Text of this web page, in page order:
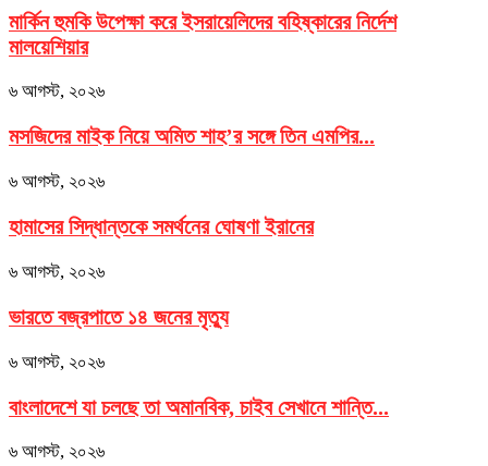
মার্কিন হুমকি উপেক্ষা করে ইসরায়েলিদের বহিষ্কারের নির্দেশ
মালয়েশিয়ার
৬ আগস্ট, ২০২৬
মসজিদের মাইক নিয়ে অমিত শাহ’র সঙ্গে তিন এমপির...
৬ আগস্ট, ২০২৬
হামাসের সিদ্ধান্তকে সমর্থনের ঘোষণা ইরানের
৬ আগস্ট, ২০২৬
ভারতে বজ্রপাতে ১৪ জনের মৃত্যু
৬ আগস্ট, ২০২৬
বাংলাদেশে যা চলছে তা অমানবিক, চাইব সেখানে শান্তি...
৬ আগস্ট, ২০২৬